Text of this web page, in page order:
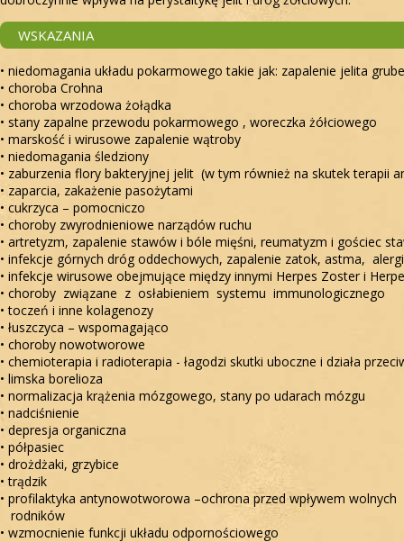
WSKAZANIA
• niedomagania układu pokarmowego takie jak: zapalenie jelita
• choroba Crohna
• choroba wrzodowa żołądka
• stany zapalne przewodu pokarmowego , woreczka żółciowego
• marskość i wirusowe zapalenie wątroby
• niedomagania śledziony
• zaburzenia flory bakteryjnej jelit (w tym również na skutek terapii
• zaparcia, zakażenie pasożytami
• cukrzyca – pomocniczo
• choroby zwyrodnieniowe narządów ruchu
• artretyzm, zapalenie stawów i bóle mięśni, reumatyzm i gościec
• infekcje górnych dróg oddechowych, zapalenie zatok, astma,
• infekcje wirusowe obejmujące między innymi Herpes Zoster i
• choroby związane z osłabieniem systemu immunologicznego
• toczeń i inne kolagenozy
• łuszczyca – wspomagająco
• choroby nowotworowe
• chemioterapia i radioterapia - łagodzi skutki uboczne i działa
• limska borelioza
• normalizacja krążenia mózgowego, stany po udarach mózgu
• nadciśnienie
• depresja organiczna
• półpasiec
• drożdżaki, grzybice
• trądzik
• profilaktyka antynowotworowa –ochrona przed wpływem wolnych
rodników
• wzmocnienie funkcji układu odpornościowego